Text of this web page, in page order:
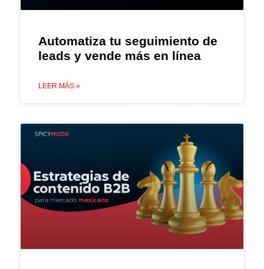
Automatiza tu seguimiento de
leads y vende más en línea
LEER MÁS »